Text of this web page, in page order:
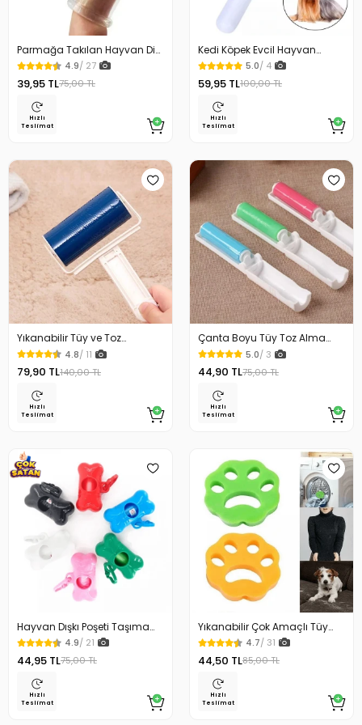
Parmağa Takılan Hayvan Diş
Kaşıma Fırçası
4.9/ 27
39,95 TL75,00 TL
Hızlı
Teslimat
Kedi Köpek Evcil Hayvan
Fırçası Telli5.0/ 4
59,95 TL100,00 TL
Hızlı
Teslimat
Yıkanabilir Tüy ve Toz
Toplama Rulosu
4.8/ 11
79,90 TL140,00 TL
Hızlı
Teslimat
Çanta Boyu Tüy Toz Alma
Rulosu Yıkanabilir
5.0/ 3
44,90 TL75,00 TL
Hızlı
Teslimat
Hayvan Dışkı Poşeti Taşıma
Çantası
4.9/ 21
44,95 TL75,00 TL
Hızlı
Teslimat
Yıkanabilir Çok Amaçlı Tüy
Toz Toplayıcı 2 Li
4.7/ 31
44,50 TL85,00 TL
Hızlı
Teslimat